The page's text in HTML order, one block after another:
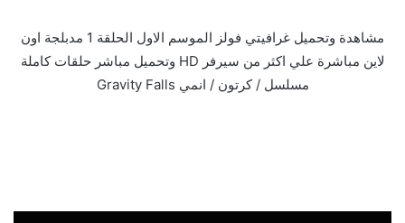
مشاهدة وتحميل غرافيتي فولز الموسم الاول الحلقة 1 مدبلجة اون
لاين مباشرة علي اكثر من سيرفر HD وتحميل مباشر حلقات كاملة
مسلسل / كرتون / انمي Gravity Falls